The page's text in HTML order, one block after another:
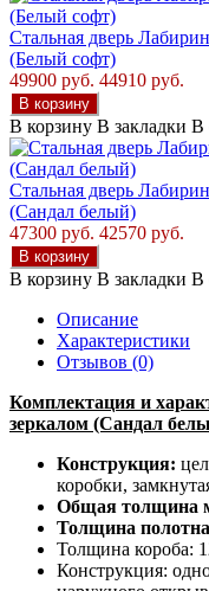
Стальная дверь
(Белый софт)
49900 руб. 44910 руб.
В корзину
В корзину В закладки В
Стальная дверь
(Сандал белый)
47300 руб. 42570 руб.
В корзину
В корзину В закладки В
Описание
Характеристики
Отзывов (0)
Комплектация и
зеркалом (Сандал
Конструкция:
коробки,
Общая толщина
Толщина
Толщина короба:
Конструкция: